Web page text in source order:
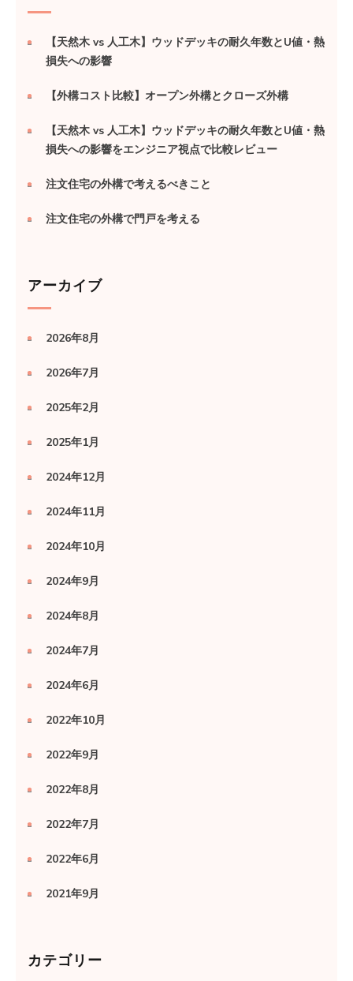
【天然木 vs 人工木】ウッドデッキの耐久年数とU値・熱
損失への影響
【外構コスト比較】オープン外構とクローズ外構
【天然木 vs 人工木】ウッドデッキの耐久年数とU値・熱
損失への影響をエンジニア視点で比較レビュー
注文住宅の外構で考えるべきこと
注文住宅の外構で門戸を考える
アーカイブ
2026年8月
2026年7月
2025年2月
2025年1月
2024年12月
2024年11月
2024年10月
2024年9月
2024年8月
2024年7月
2024年6月
2022年10月
2022年9月
2022年8月
2022年7月
2022年6月
2021年9月
カテゴリー